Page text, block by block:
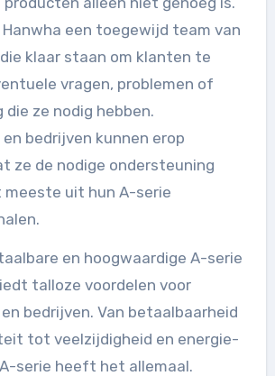
een toegewijd team van
klaar staan om klanten te
vragen, problemen of
ze nodig hebben.
bedrijven kunnen erop
ze de nodige ondersteuning
meeste uit hun A-serie
en hoogwaardige A-serie
talloze voordelen voor
bedrijven. Van betaalbaarheid
tot veelzijdigheid en energie-
serie heeft het allemaal.